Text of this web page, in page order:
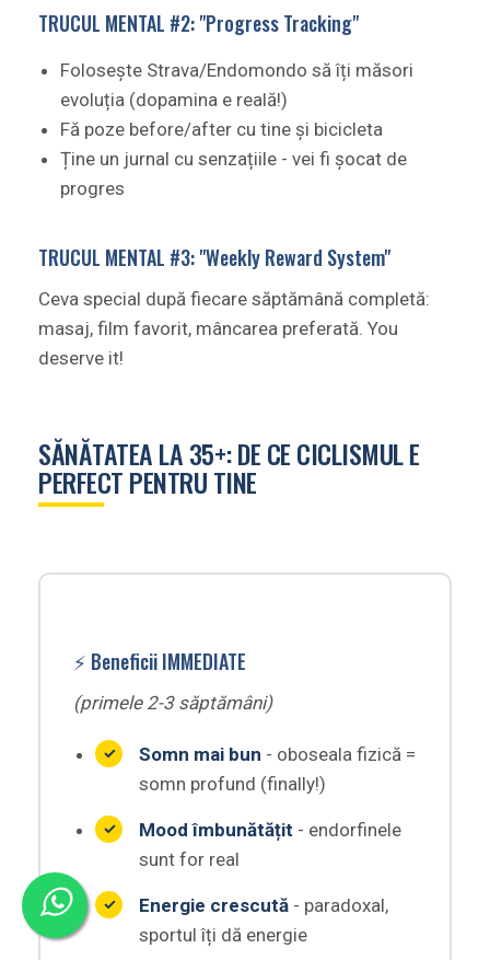
TRUCUL MENTAL #2: "Progress Tracking"
Folosește Strava/Endomondo să îți măsori
evoluția (dopamina e reală!)
Fă poze before/after cu tine și bicicleta
Ține un jurnal cu senzațiile - vei fi șocat de
progres
TRUCUL MENTAL #3: "Weekly Reward System"
Ceva special după fiecare săptămână completă:
masaj, film favorit, mâncarea preferată. You
deserve it!
SĂNĂTATEA LA 35+: DE CE CICLISMUL E
PERFECT PENTRU TINE
⚡ Beneficii IMMEDIATE
(primele 2-3 săptămâni)
Somn mai bun - oboseala fizică =
somn profund (finally!)
Mood îmbunătățit - endorfinele
sunt for real
Energie crescută - paradoxal,
sportul îți dă energie